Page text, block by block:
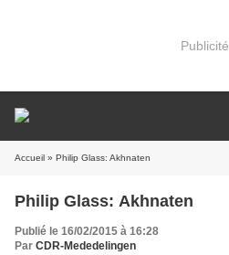
Publicité
Accueil » Philip Glass: Akhnaten
Philip Glass: Akhnaten
Publié le 16/02/2015 à 16:28
Par CDR-Mededelingen